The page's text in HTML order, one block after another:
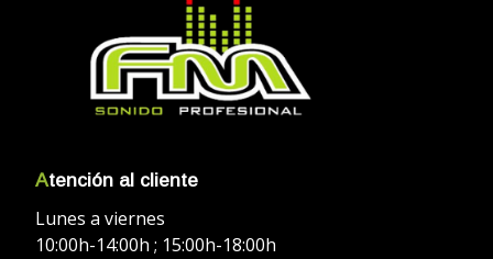
Atención al cliente
Lunes a viernes
10:00h-14:00h ; 15:00h-18:00h